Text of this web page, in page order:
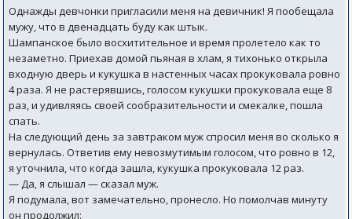
Однажды девчонки пригласили меня на девичник! Я пообещала
мужу, что в двенадцать буду как штык.
Шампанское было восхитительное и время пролетело как то
незаметно. Приехав домой пьяная в хлам, я тихонько открыла
входную дверь и кукушка в настенных часах прокуковала ровно
4 раза. Я не растерявшись, голосом кукушки прокуковала еще 8
раз, и удивляясь своей сообразительности и смекалке, пошла
спать.
На следующий день за завтраком муж спросил меня во сколько я
вернулась. Ответив ему невозмутимым голосом, что ровно в 12,
я уточнила, что когда зашла, кукушка прокуковала 12 раз.
— Да, я слышал — сказал муж.
Я подумала, вот замечательно, пронесло. Но помолчав минуту
он продолжил: